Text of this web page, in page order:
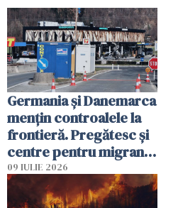
Germania și Danemarca
mențin controalele la
frontieră. Pregătesc și
centre pentru migranții
respinși din UE
09 IULIE 2026